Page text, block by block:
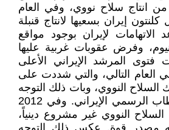
من انتاج سلاح نووي، وفي العام
كلنتون إيران بسعيها لانتاج قنبلة
لإيران بوجود مواقع
وفرض عقوبات غربية عليها
2002 برزت فتوى المرشد الإيراني الأعلى
العام التالي، والتي شددت على
السلاح النووي، وبات ذلك التوجه
جزءا أساسياً من الخطاب الرسمي الإيراني. وفي 2012
السلاح النووي غير مشروع دينياً،